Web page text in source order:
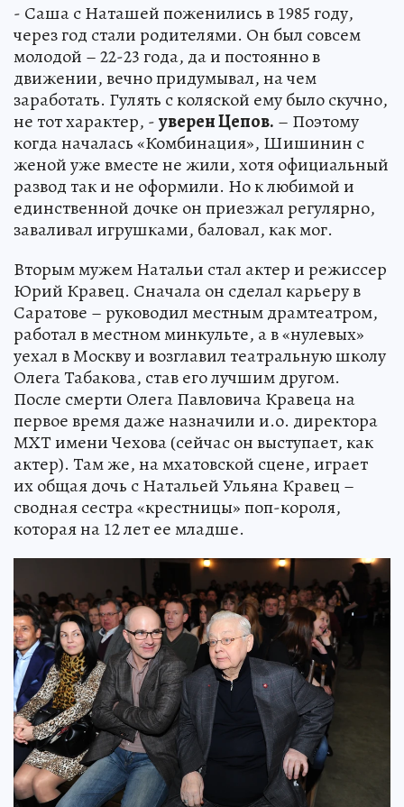
- Саша с Наташей поженились в 1985 году,
через год стали родителями. Он был совсем
молодой – 22-23 года, да и постоянно в
движении, вечно придумывал, на чем
заработать. Гулять с коляской ему было скучно,
не тот характер, -уверен Цепов. – Поэтому
когда началась «Комбинация», Шишинин с
женой уже вместе не жили, хотя официальный
развод так и не оформили. Но к любимой и
единственной дочке он приезжал регулярно,
заваливал игрушками, баловал, как мог.
Вторым мужем Натальи стал актер и режиссер
Юрий Кравец. Сначала он сделал карьеру в
Саратове – руководил местным драмтеатром,
работал в местном минкульте, а в «нулевых»
уехал в Москву и возглавил театральную школу
Олега Табакова, став его лучшим другом.
После смерти Олега Павловича Кравеца на
первое время даже назначили и.о. директора
МХТ имени Чехова (сейчас он выступает, как
актер). Там же, на мхатовской сцене, играет
их общая дочь с Натальей Ульяна Кравец –
сводная сестра «крестницы» поп-короля,
которая на 12 лет ее младше.